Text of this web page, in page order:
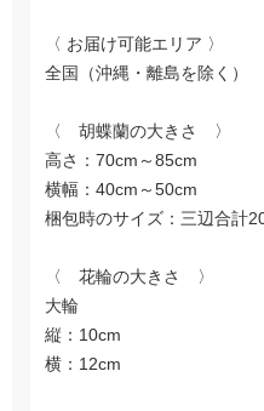
〈 お届け可能エリア 〉
全国（沖縄・離島を除く）
〈 胡蝶蘭の大きさ 〉
高さ：70cm～85cm
横幅：40cm～50cm
梱包時のサイズ：三辺合計
〈 花輪の大きさ 〉
大輪
縦：10cm
横：12cm